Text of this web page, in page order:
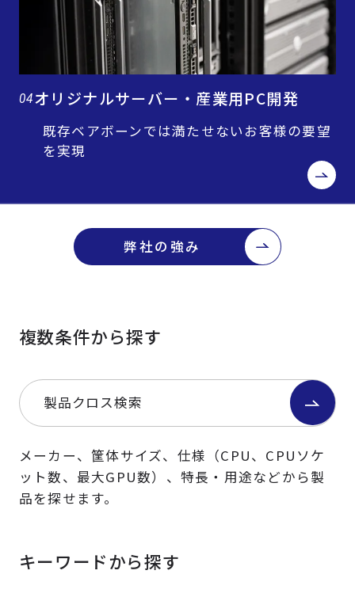
04オリジナルサーバー・産業用PC開発
既存ベアボーンでは満たせないお客様の要望
を実現
弊社の強み
複数条件から探す
製品クロス検索
メーカー、筐体サイズ、仕様（CPU、CPUソケ
ット数、最大GPU数）、特長・用途などから製
品を探せます。
キーワードから探す